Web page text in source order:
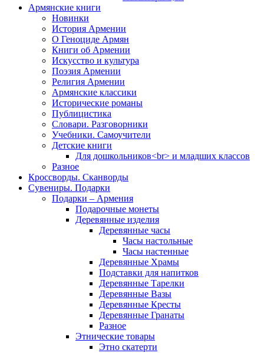
Армянские книги
Новинки
История Армении
О Геноциде Армян
Книги об Армении
Иcкусство и культура
Поэзия Армении
Религия Армении
Армянские классики
Исторические романы
Публицистика
Словари. Разговорники
Учебники. Самоучители
Детские книги
Для дошкольников<br> и младших классов
Разное
Кроссворды. Сканворды
Сувениры. Подарки
Подарки – Армения
Подарочные монеты
Деревянные изделия
Деревянные часы
Часы настольные
Часы настенные
Деревянные Храмы
Подставки для напитков
Деревянные Тарелки
Деревянные Вазы
Деревянные Кресты
Деревянные Гранаты
Разное
Этнические товары
Этно скатерти